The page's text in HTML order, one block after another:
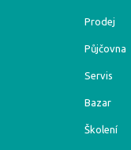
Prodej
Půjčovna
Servis
Bazar
Školení